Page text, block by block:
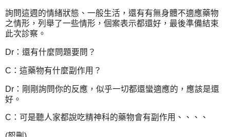
詢問這週的情緒狀態、一般生活，還有有無身體不適應藥物
之情形，列舉了一些情形，個案表示都還好，最後準備結束
此次診察。
Dr：還有什麼問題要問？
C：這藥物有什麼副作用？
Dr：剛剛詢問你的反應，似乎一切都還蠻適應的，應該是還
好。
C：可是聽人家都說吃精神科的藥物會有副作用、、、、